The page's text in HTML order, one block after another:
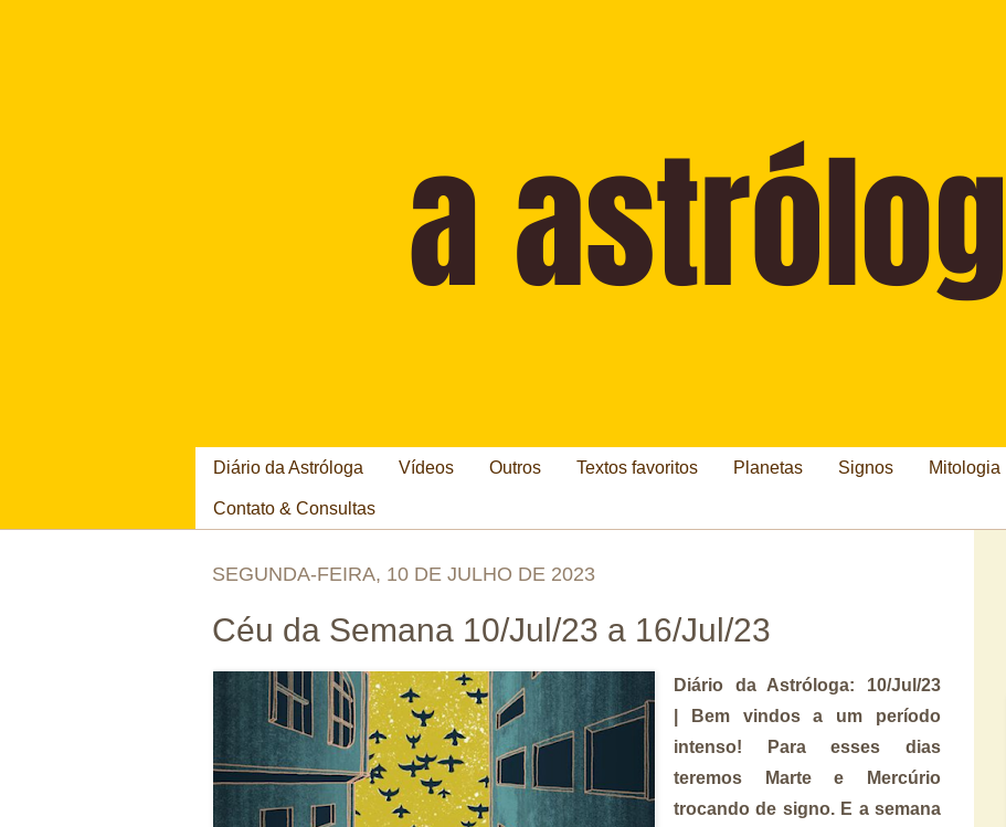
Diário da Astróloga Vídeos Outros Textos favoritos Planetas Signos Mitologia
Contato & Consultas
SEGUNDA-FEIRA, 10 DE JULHO DE 2023
Céu da Semana 10/Jul/23 a 16/Jul/23
Diário da Astróloga: 10/Jul/23
| Bem vindos a um período
intenso! Para esses dias
teremos Marte e Mercúrio
trocando de signo. E a semana